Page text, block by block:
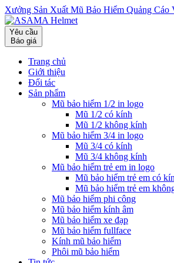
Xưởng Sản Xuất Mũ Bảo Hiểm Quảng
Yêu cầu
Báo giá
Trang chủ
Giới thiệu
Đối tác
Sản phẩm
Mũ bảo hiểm 1/2 in logo
Mũ 1/2 có kính
Mũ 1/2 không kính
Mũ bảo hiểm 3/4 in logo
Mũ 3/4 có kính
Mũ 3/4 không kính
Mũ bảo hiểm trẻ em in logo
Mũ bảo hiểm trẻ em có
Mũ bảo hiểm trẻ em
Mũ bảo hiểm phi công
Mũ bảo hiểm kính âm
Mũ bảo hiểm xe đạp
Mũ bảo hiểm fullface
Kính mũ bảo hiểm
Phôi mũ bảo hiểm